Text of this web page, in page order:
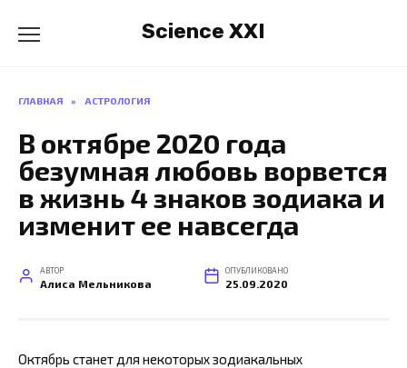
содержанию
Science XXI
ГЛАВНАЯ » АСТРОЛОГИЯ
В октябре 2020 года
безумная любовь ворвется
в жизнь 4 знаков зодиака и
изменит ее навсегда
АВТОР
Алиса Мельникова
ОПУБЛИКОВАНО
25.09.2020
Октябрь станет для некоторых зодиакальных